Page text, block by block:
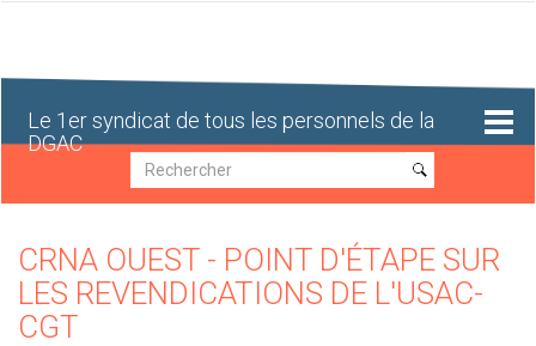
Le 1er syndicat de tous les personnels de la
DGAC
Recherche
Recherche
CRNA OUEST - POINT D'ÉTAPE SUR
LES REVENDICATIONS DE L'USAC-
CGT